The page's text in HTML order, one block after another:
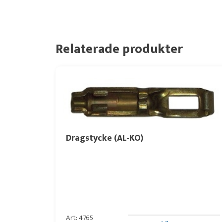
Relaterade produkter
Dragstycke (AL-KO)
Art: 4765